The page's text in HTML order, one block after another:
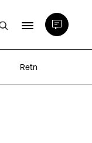
Retn